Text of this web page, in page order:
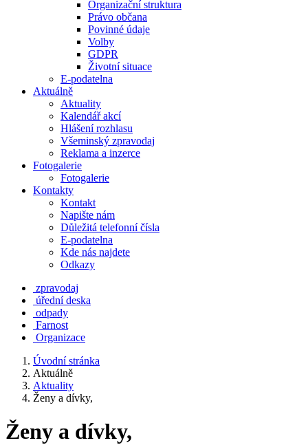
Organizační struktura
Právo občana
Povinné údaje
Volby
GDPR
Životní situace
E-podatelna
Aktuálně
Aktuality
Kalendář akcí
Hlášení rozhlasu
Všeminský zpravodaj
Reklama a inzerce
Fotogalerie
Fotogalerie
Kontakty
Kontakt
Napište nám
Důležitá telefonní čísla
E-podatelna
Kde nás najdete
Odkazy
zpravodaj
úřední deska
odpady
Farnost
Organizace
Úvodní stránka
Aktuálně
Aktuality
Ženy a dívky,
Ženy a dívky,